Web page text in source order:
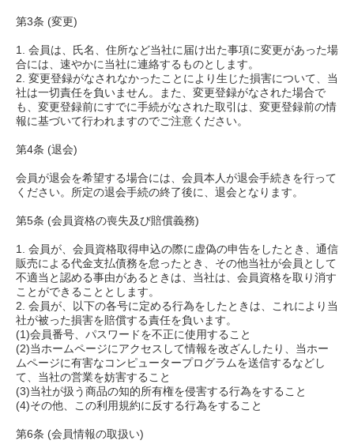
第3条 (変更)
1. 会員は、氏名、住所など当社に届け出た事項に変更があった場
合には、速やかに当社に連絡するものとします。
2. 変更登録がなされなかったことにより生じた損害について、当
社は一切責任を負いません。また、変更登録がなされた場合で
も、変更登録前にすでに手続がなされた取引は、変更登録前の情
報に基づいて行われますのでご注意ください。
第4条 (退会)
会員が退会を希望する場合には、会員本人が退会手続きを行って
ください。所定の退会手続の終了後に、退会となります。
第5条 (会員資格の喪失及び賠償義務)
1. 会員が、会員資格取得申込の際に虚偽の申告をしたとき、通信
販売による代金支払債務を怠ったとき、その他当社が会員として
不適当と認める事由があるときは、当社は、会員資格を取り消す
ことができることとします。
2. 会員が、以下の各号に定める行為をしたときは、これにより当
社が被った損害を賠償する責任を負います。
(1)会員番号、パスワードを不正に使用すること
(2)当ホームページにアクセスして情報を改ざんしたり、当ホー
ムページに有害なコンピュータープログラムを送信するなどし
て、当社の営業を妨害すること
(3)当社が扱う商品の知的所有権を侵害する行為をすること
(4)その他、この利用規約に反する行為をすること
第6条 (会員情報の取扱い)